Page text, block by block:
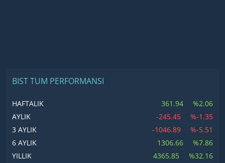
BIST TUM PERFORMANSI
HAFTALIK 361.94
%2.06
AYLIK
-245.45
%-1.35
3 AYLIK
-1046.89
%-5.51
6 AYLIK
1306.66
%7.86
YILLIK
4365.85
%32.16